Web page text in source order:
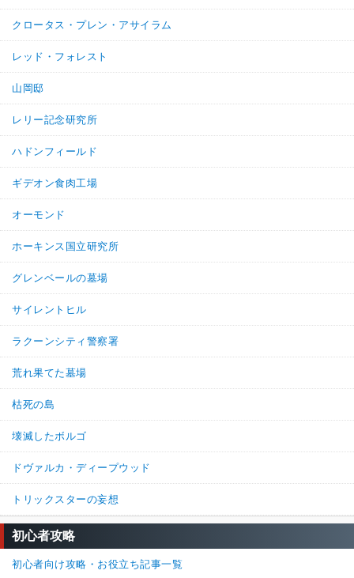
クロータス・プレン・アサイラム
レッド・フォレスト
山岡邸
レリー記念研究所
ハドンフィールド
ギデオン食肉工場
オーモンド
ホーキンス国立研究所
グレンベールの墓場
サイレントヒル
ラクーンシティ警察署
荒れ果てた墓場
枯死の島
壊滅したボルゴ
ドヴァルカ・ディープウッド
トリックスターの妄想
初心者攻略
初心者向け攻略・お役立ち記事一覧